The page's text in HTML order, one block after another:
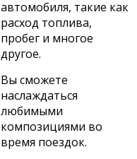
автомобиля, такие как
расход топлива,
пробег и многое
другое.
Вы сможете
наслаждаться
любимыми
композициями во
время поездок.